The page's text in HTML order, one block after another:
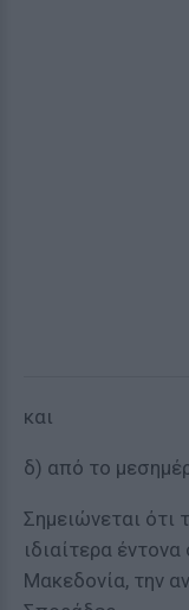
και
δ) από το
Σημειώνεται ότι
ιδιαίτερα
Μακεδονία, την